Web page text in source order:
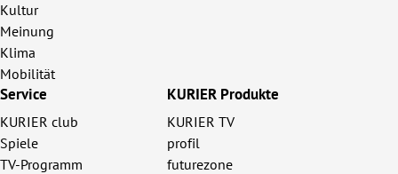
Kultur
Meinung
Klima
Mobilität
Service
KURIER club
Spiele
TV-Programm
KURIER Produkte
KURIER TV
profil
futurezone